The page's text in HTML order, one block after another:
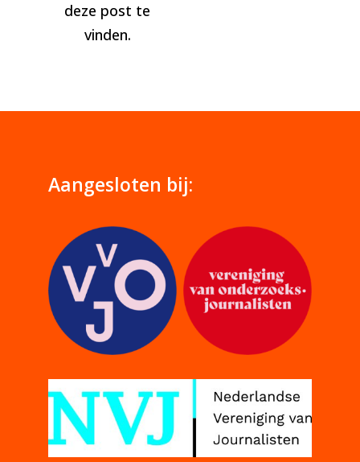
deze post te
vinden.
Aangesloten bij: